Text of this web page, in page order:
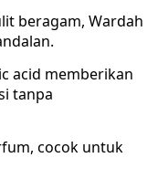
beragam, Wardah
acid memberikan
tanpa
cocok untuk